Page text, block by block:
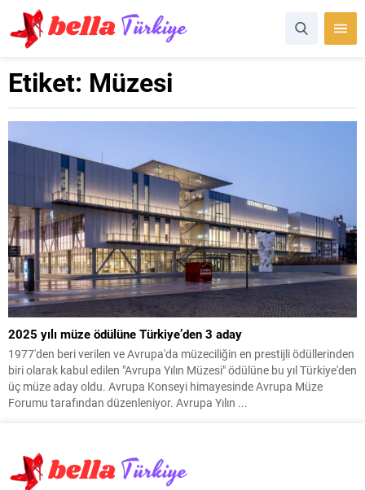
Etiket: Müzesi
2025 yılı müze ödülüne Türkiye’den 3 aday
1977'den beri verilen ve Avrupa'da müzeciliğin en prestijli ödüllerinden
biri olarak kabul edilen "Avrupa Yılın Müzesi" ödülüne bu yıl Türkiye'den
üç müze aday oldu. Avrupa Konseyi himayesinde Avrupa Müze
Forumu tarafından düzenleniyor. Avrupa Yılın ...